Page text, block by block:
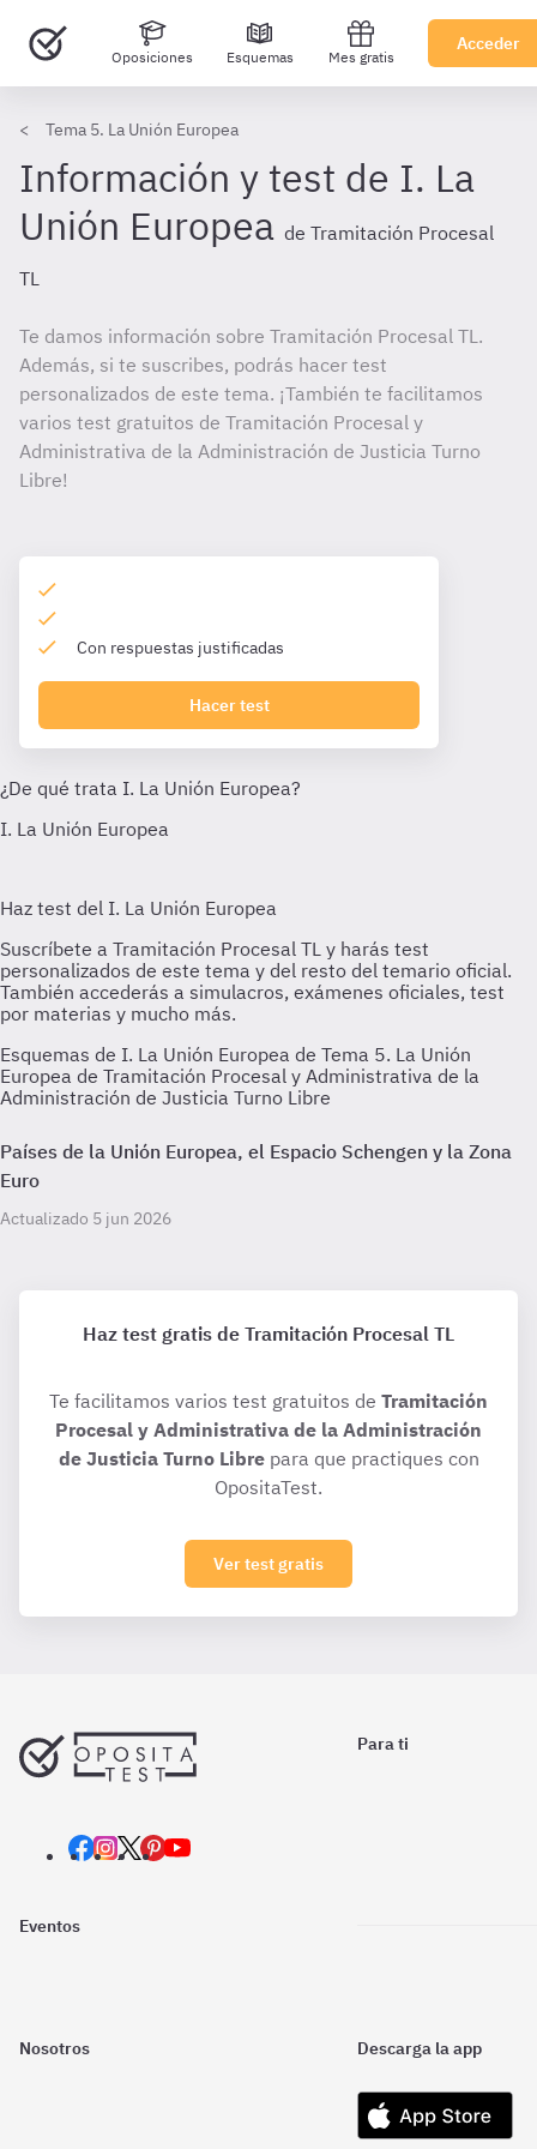
Oposiciones Esquemas Mes gratis
Acceder
Tema 5. La Unión Europea
Información y test de I. La
Unión Europea de Tramitación Procesal
TL
Te damos información sobre Tramitación Procesal TL.
Además, si te suscribes, podrás hacer test
personalizados de este tema. ¡También te facilitamos
varios test gratuitos de Tramitación Procesal y
Administrativa de la Administración de Justicia Turno
Libre!
Con respuestas justificadas
Hacer test
Esquemas de I. La Unión Europea de Tema 5. La Unión
Europea de Tramitación Procesal y Administrativa de la
Administración de Justicia Turno Libre
Países de la Unión Europea, el Espacio Schengen y la Zona
Euro
Actualizado 5 jun 2026
Haz test gratis de Tramitación Procesal TL
Te facilitamos varios test gratuitos de Tramitación
Procesal y Administrativa de la Administración
de Justicia Turno Librepara que practiques con
OpositaTest.
Ver test gratis
Para ti
Eventos
Nosotros Descarga la app